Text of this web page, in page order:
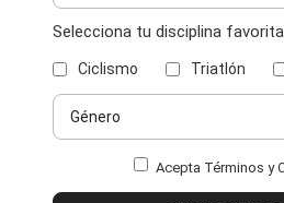
Selecciona tu disciplina favorita
Ciclismo Triatlón
Acepta Términos y